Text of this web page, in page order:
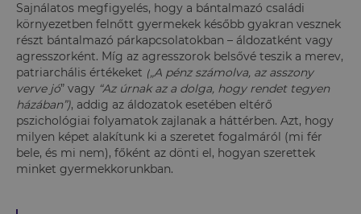
Sajnálatos megfigyelés, hogy a bántalmazó családi
környezetben felnőtt gyermekek később gyakran vesznek
részt bántalmazó párkapcsolatokban – áldozatként vagy
agresszorként. Míg az agresszorok belsővé teszik a merev,
patriarchális értékeket („A pénz számolva, az asszony
verve jó” vagy “Az úrnak az a dolga, hogy rendet tegyen
házában”), addig az áldozatok esetében eltérő
pszichológiai folyamatok zajlanak a háttérben. Azt, hogy
milyen képet alakítunk ki a szeretet fogalmáról (mi fér
bele, és mi nem), főként az dönti el, hogyan szerettek
minket gyermekkorunkban.